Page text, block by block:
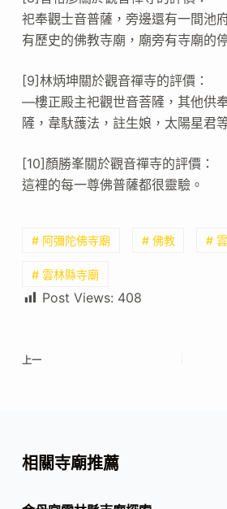
祀奉觀士音普薩，旁邊還有一間池
有歷史的佛教寺廟，廟旁有寺廟的
[9]林炳坤關於觀音禪寺的評價：
—樓正殿主祀觀世音菩隡，其他供
隡，韋馱䕶法，註生娘，太陽星君
[10]顏勝峯關於觀音禪寺的評價：
這裡的每一尊佛普薩都很靈驗。
# 阿彌陀佛寺廟 # 佛教 #
# 雲林縣寺廟
Post Views: 408
上一
相關寺廟推薦